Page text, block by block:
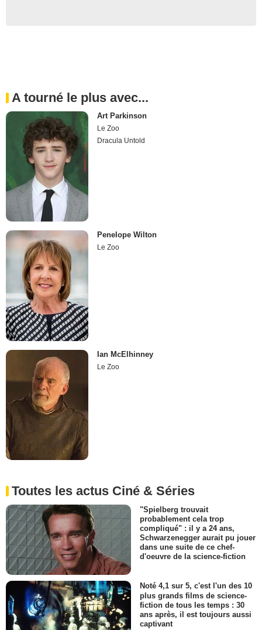
A tourné le plus avec...
Art Parkinson
Le Zoo
Dracula Untold
Penelope Wilton
Le Zoo
Ian McElhinney
Le Zoo
Toutes les actus Ciné & Séries
"Spielberg trouvait
probablement cela trop
compliqué" : il y a 24 ans,
Schwarzenegger aurait pu jouer
dans une suite de ce chef-
d'oeuvre de la science-fiction
Noté 4,1 sur 5, c'est l'un des 10
plus grands films de science-
fiction de tous les temps : 30
ans après, il est toujours aussi
captivant